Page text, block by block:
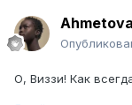
Ahmetova
О, Виззи! Как